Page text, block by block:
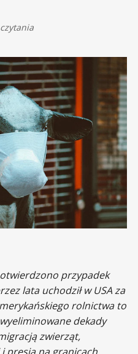
przypadek
lata uchodził w USA za
rolnictwa to
dekady
zwierząt,